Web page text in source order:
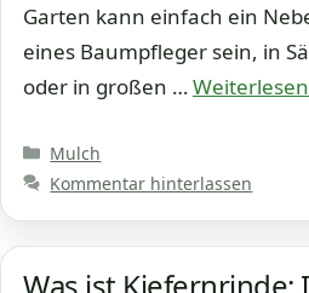
Garten kann einfach ein
eines Baumpfleger sein, in
oder in großen …Weiterlesen
Kategorien
Mulch
Kommentar hinterlassen
Was ist